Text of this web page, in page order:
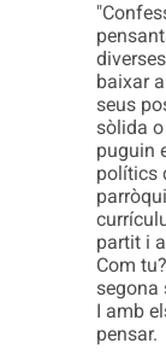
baixar
seus
sòlida
puguin
polítics
partit i
Com
segona
I amb
pensar.